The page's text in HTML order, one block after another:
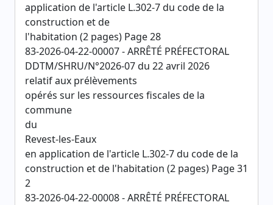
application de l'article L.302-7 du code de la
construction et de
l'habitation (2 pages) Page 28
83-2026-04-22-00007 - ARRÊTÉ PRÉFECTORAL
DDTM/SHRU/N°2026-07 du 22 avril 2026
relatif aux prélèvements
opérés sur les ressources fiscales de la
commune
du
Revest-les-Eaux
en application de l'article L.302-7 du code de la
construction et de l'habitation (2 pages) Page 31
2
83-2026-04-22-00008 - ARRÊTÉ PRÉFECTORAL